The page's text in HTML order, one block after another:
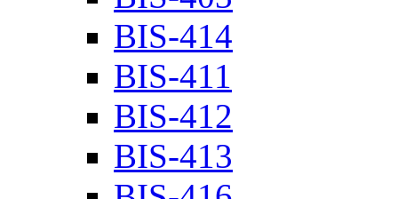
BIS-414
BIS-411
BIS-412
BIS-413